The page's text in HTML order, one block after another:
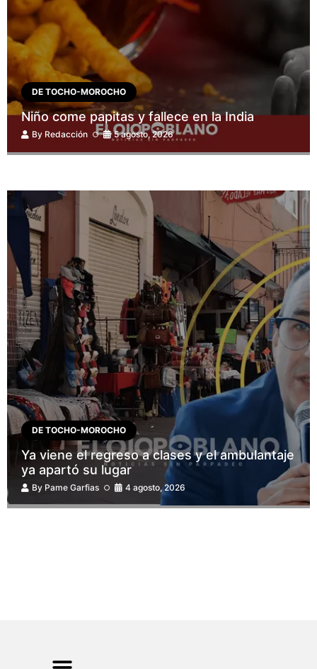
DE TOCHO-MOROCHO
Niño come papitas y fallece en la India
By Redacción 5 agosto, 2026
DE TOCHO-MOROCHO
Ya viene el regreso a clases y el ambulantaje
ya apartó su lugar
By Pame Garfias 4 agosto, 2026